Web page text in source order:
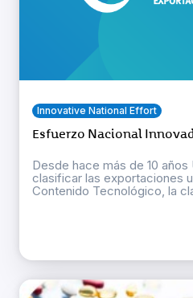
Innovative National Effort
Esfuerzo Nacional
Desde hace más de 10 años
clasificar las exportaciones
Contenido Tecnológico, la